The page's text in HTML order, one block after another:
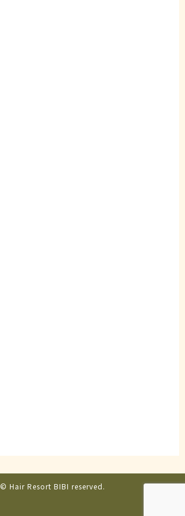
© Hair Resort BIBI reserved.